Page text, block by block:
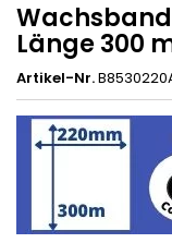
Wachsband
Länge 300
Artikel-Nr.